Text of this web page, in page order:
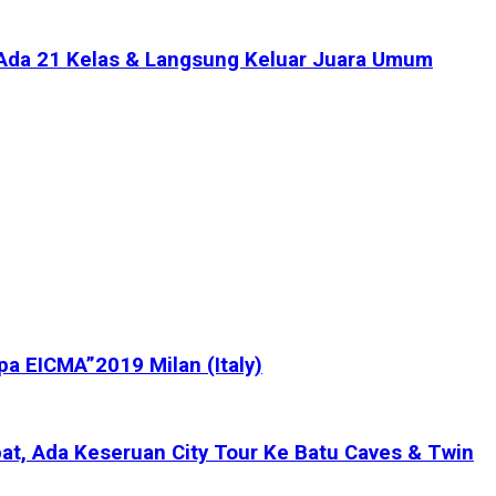
21 Kelas & Langsung Keluar Juara Umum
EICMA”2019 Milan (Italy)
Ada Keseruan City Tour Ke Batu Caves & Twin